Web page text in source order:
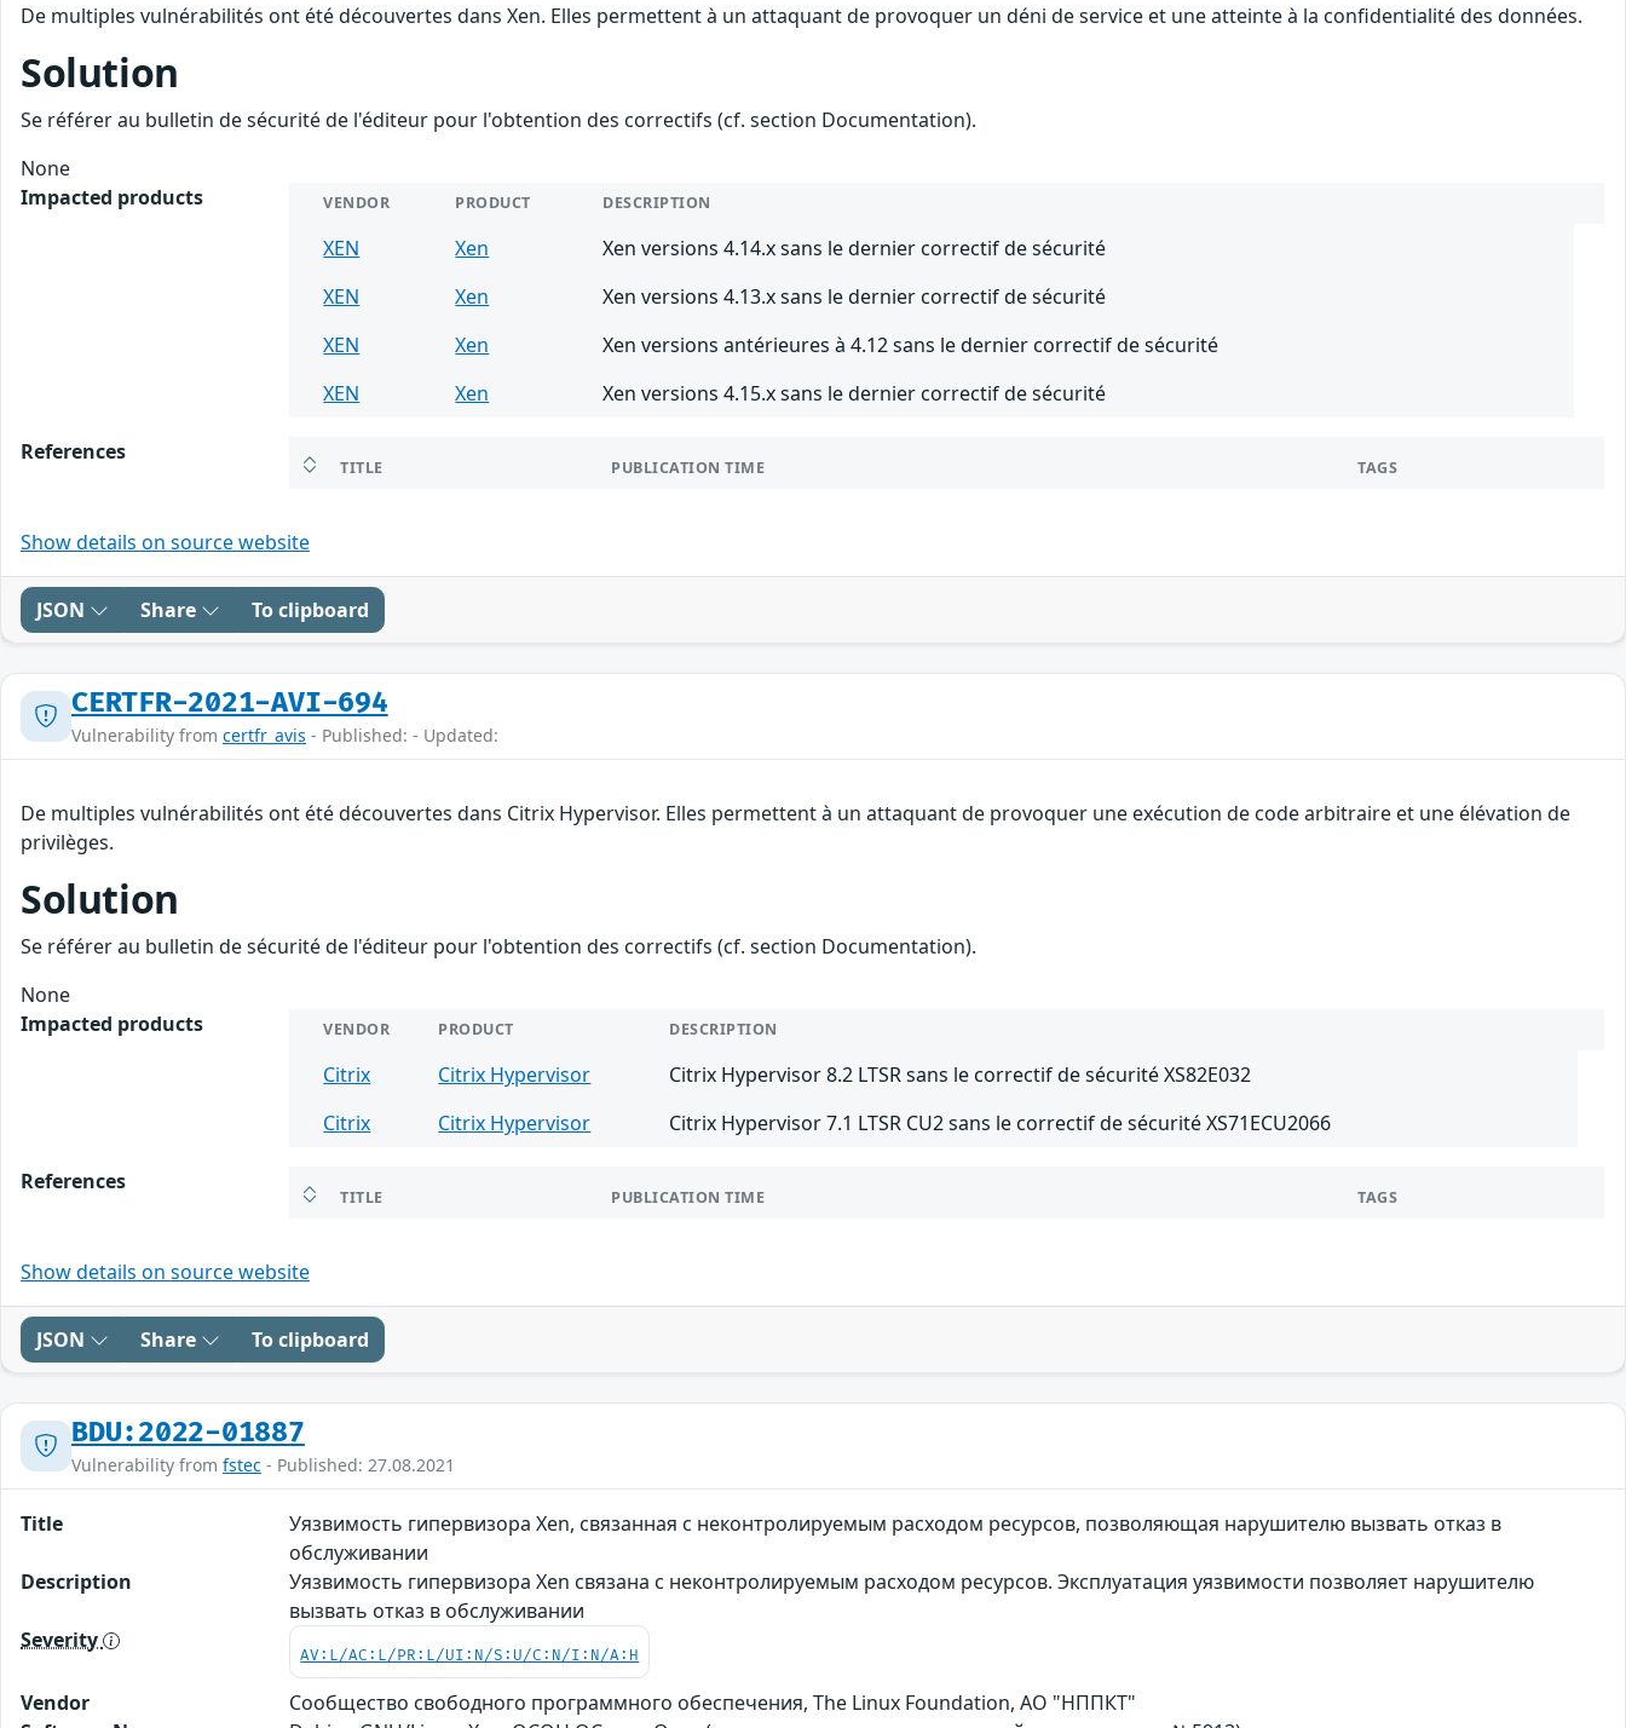
De multiples vulnérabilités ont été découvertes dans Xen. Elles permettent à un attaquant de provoquer un déni de service et une atteinte à la confidentialité des données.
Solution
Se référer au bulletin de sécurité de l'éditeur pour l'obtention des correctifs (cf. section Documentation).
None
Impacted products
VENDOR PRODUCT DESCRIPTION
XEN Xen
Xen versions 4.14.x sans le dernier correctif de sécurité
XEN
Xen
Xen versions 4.13.x sans le dernier correctif de sécurité
XEN
Xen
Xen versions antérieures à 4.12 sans le dernier correctif de sécurité
XEN
Xen Xen versions 4.15.x sans le dernier correctif de sécurité
References
TITLE PUBLICATION TIME TAGS
Show details on source website
JSON Share To clipboard
CERTFR-2021-AVI-694
Vulnerability from certfr_avis - Published: - Updated:
De multiples vulnérabilités ont été découvertes dans Citrix Hypervisor. Elles permettent à un attaquant de provoquer une exécution de code arbitraire et une élévation de
privilèges.
Solution
Se référer au bulletin de sécurité de l'éditeur pour l'obtention des correctifs (cf. section Documentation).
None
Impacted products
VENDOR PRODUCT DESCRIPTION
Citrix Citrix Hypervisor
Citrix Hypervisor 8.2 LTSR sans le correctif de sécurité XS82E032
Citrix
Citrix Hypervisor Citrix Hypervisor 7.1 LTSR CU2 sans le correctif de sécurité XS71ECU2066
References
TITLE PUBLICATION TIME TAGS
Show details on source website
JSON Share To clipboard
BDU:2022-01887
Vulnerability from fstec - Published: 27.08.2021
Title
Уязвимость гипервизора Xen, связанная с неконтролируемым расходом ресурсов, позволяющая нарушителю вызвать отказ в
обслуживании
Description
Уязвимость гипервизора Xen связана с неконтролируемым расходом ресурсов. Эксплуатация уязвимости позволяет нарушителю
вызвать отказ в обслуживании
Severity
AV:L/AC:L/PR:L/UI:N/S:U/C:N/I:N/A:H
Vendor
Сообщество свободного программного обеспечения, The Linux Foundation, АО "НППКТ"